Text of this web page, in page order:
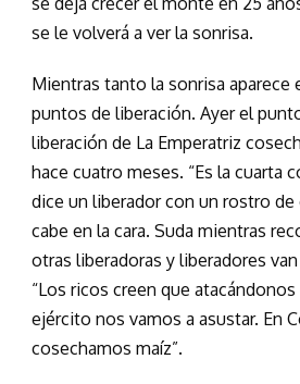
se le volverá a ver la sonrisa.
Mientras tanto la sonrisa aparece
puntos de liberación. Ayer el
liberación de La Emperatriz
hace cuatro meses. “Es la cuarta
dice un liberador con un rostro
cabe en la cara. Suda mientras
otras liberadoras y liberadores
“Los ricos creen que
ejército nos vamos a asustar. En
cosechamos maíz”.